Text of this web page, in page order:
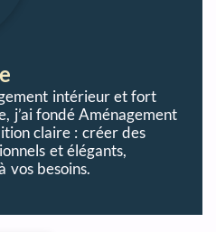
intérieur et fort
j’ai fondé Aménagement
claire : créer des
et élégants,
vos besoins.